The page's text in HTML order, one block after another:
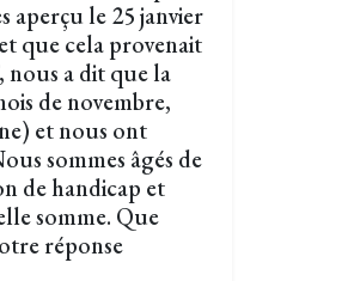
aperçu le 25 janvier
que cela provenait
a dit que la
de novembre,
et nous ont
sommes âgés de
de handicap et
somme. Que
réponse